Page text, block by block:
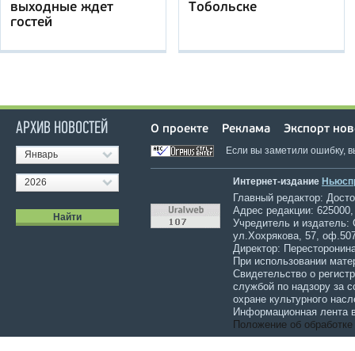
выходные ждет
гостей
Тобольске
АРХИВ НОВОСТЕЙ
Январь
2026
О проекте Реклама Экспорт
Если вы заметили ошибку,
Интернет-издание
Главный редактор:
Адрес редакции:
Учредитель и
ул.Хохрякова, 57,
Директор:
При использовании
Свидетельство о
службой по надзору за
охране культурного
Информационная лента
Положение об